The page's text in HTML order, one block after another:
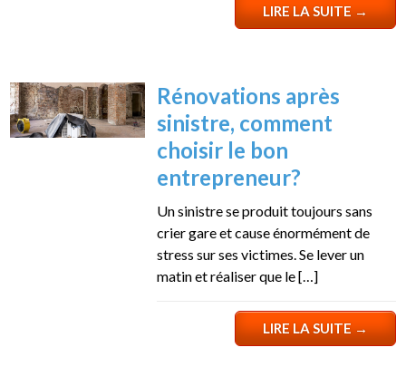
LIRE LA SUITE→
Rénovations après
sinistre, comment
choisir le bon
entrepreneur?
Un sinistre se produit toujours sans
crier gare et cause énormément de
stress sur ses victimes. Se lever un
matin et réaliser que le […]
LIRE LA SUITE→